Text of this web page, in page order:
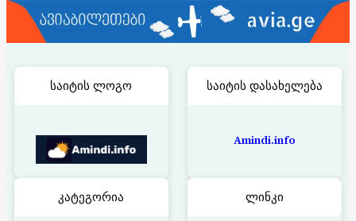
საიტის ლოგო საიტის დასახელება
Amindi.info
კატეგორია ლინკი